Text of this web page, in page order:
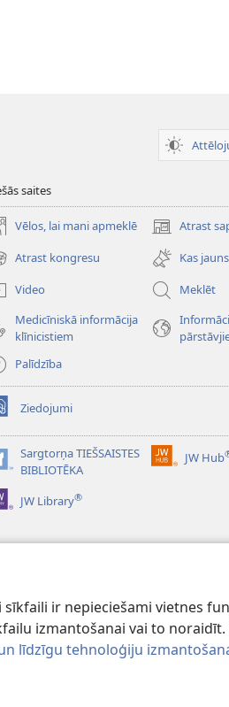
ir nepieciešami vietnes
izmantošanai vai to noraidīt.
līdzīgu tehnoloģiju
saites
Vēlos, lai mani apmeklē Atrast
(opens
new
window)
Atrast kongresu
Kas
Video
Meklēt
Medicīniskā informācija
klīnicistiem
Palīdzība
Ziedojumi
Sargtorņa TIEŠSAISTES
BIBLIOTĒKA
JW Hub
(opens
JW Library®